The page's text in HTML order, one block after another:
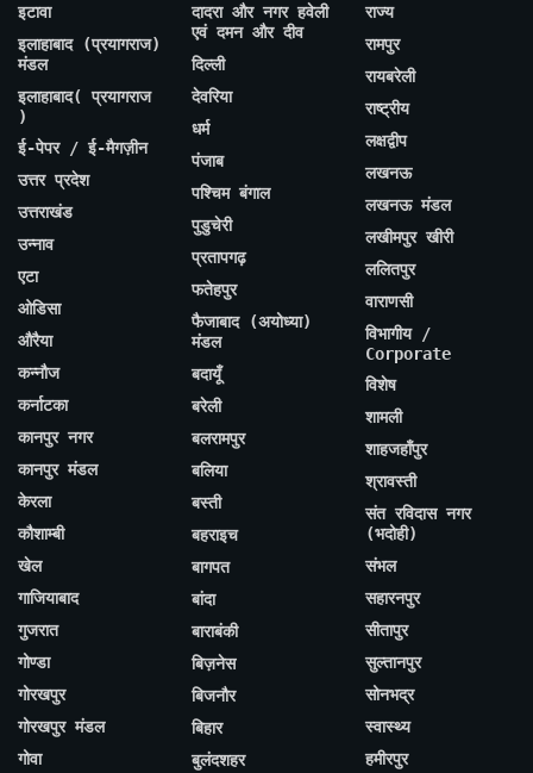
इटावा
इलाहाबाद (प्रयागराज)
मंडल
इलाहाबाद( प्रयागराज
)
ई-पेपर / ई-मैगज़ीन
उत्तर प्रदेश
उत्तराखंड
उन्नाव
एटा
ओडिसा
औरैया
कन्नौज
कर्नाटका
कानपुर नगर
कानपुर मंडल
केरला
कौशाम्बी
खेल
गाजियाबाद
गुजरात
गोण्डा
गोरखपुर
गोरखपुर मंडल
गोवा
दादरा और नगर हवेली
एवं दमन और दीव
दिल्ली
देवरिया
धर्म
पंजाब
पश्चिम बंगाल
पुडुचेरी
प्रतापगढ़
फतेहपुर
फैजाबाद (अयोध्या)
मंडल
बदायूँ
बरेली
बलरामपुर
बलिया
बस्ती
बहराइच
बागपत
बांदा
बाराबंकी
बिज़नेस
बिजनौर
बिहार
बुलंदशहर
राज्य
रामपुर
रायबरेली
राष्ट्रीय
लक्षद्वीप
लखनऊ
लखनऊ मंडल
लखीमपुर खीरी
ललितपुर
वाराणसी
विभागीय /
Corporate
विशेष
शामली
शाहजहाँपुर
श्रावस्ती
संत रविदास नगर
(भदोही)
संभल
सहारनपुर
सीतापुर
सुल्तानपुर
सोनभद्र
स्वास्थ्य
हमीरपुर